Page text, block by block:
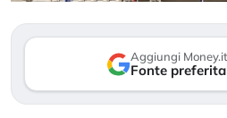
Aggiungi
Fonte